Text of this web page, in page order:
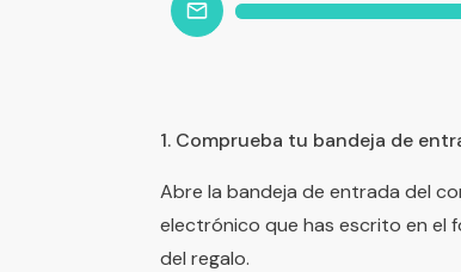
1. Comprueba tu bandeja de
Abre la bandeja de entrada del
electrónico que has escrito en el
del regalo.